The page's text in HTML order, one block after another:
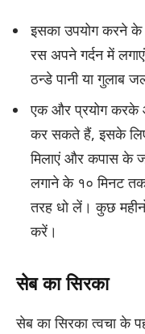
इसका उपयोग करने के
रस अपने गर्दन में
ठन्डे पानी या गुलाब
एक और प्रयोग करके
कर सकते हैं, इसके
मिलाएं और कपास के
लगाने के १० मिनट
तरह धो लें। कुछ
करें।
सेब का सिरका
सेब का सिरका त्वचा के